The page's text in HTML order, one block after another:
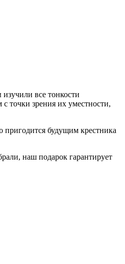
все тонкости
точки зрения их уместности,
пригодится будущим крестника
наш подарок гарантирует